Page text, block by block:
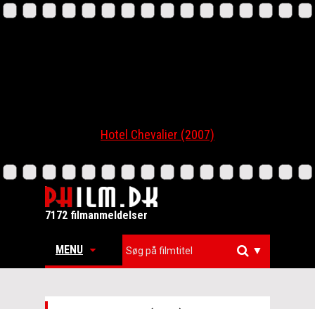
Hotel Chevalier (2007)
7172 filmanmeldelser
MENU ▼